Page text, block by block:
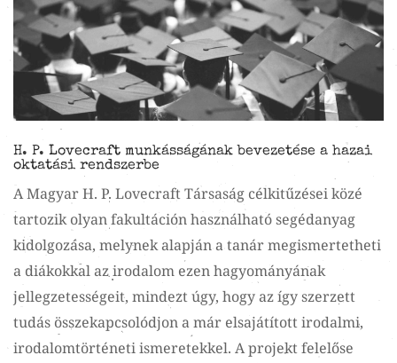
H. P. Lovecraft munkásságának bevezetése a hazai
oktatási rendszerbe
A Magyar H. P. Lovecraft Társaság célkitűzései közé
tartozik olyan fakultáción használható segédanyag
kidolgozása, melynek alapján a tanár megismertetheti
a diákokkal az irodalom ezen hagyományának
jellegzetességeit, mindezt úgy, hogy az így szerzett
tudás összekapcsolódjon a már elsajátított irodalmi,
irodalomtörténeti ismeretekkel. A projekt felelőse